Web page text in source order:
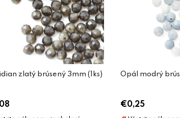
zlatý brúsený 3mm (1ks) Opál modrý
€0,25